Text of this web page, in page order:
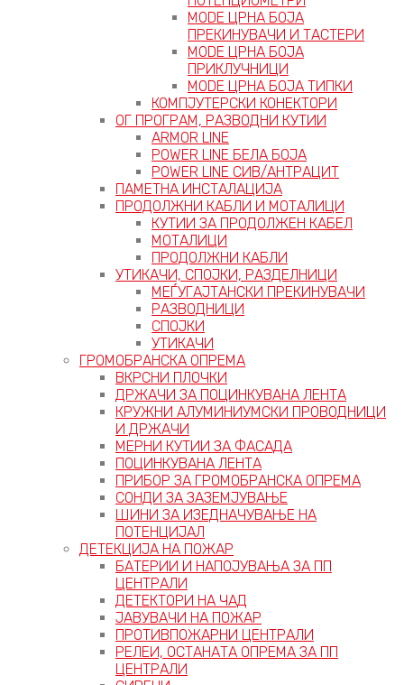
MODE ЦРНА БОЈА
ПРЕКИНУВАЧИ И ТАСТЕРИ
MODE ЦРНА БОЈА
ПРИКЛУЧНИЦИ
MODE ЦРНА БОЈА ТИПКИ
КОМПЈУТЕРСКИ КОНЕКТОРИ
ОГ ПРОГРАМ, РАЗВОДНИ КУТИИ
ARMOR LINE
POWER LINE БЕЛА БОЈА
POWER LINE СИВ/АНТРАЦИТ
ПАМЕТНА ИНСТАЛАЦИЈА
ПРОДОЛЖНИ КАБЛИ И МОТАЛИЦИ
КУТИИ ЗА ПРОДОЛЖЕН КАБЕЛ
МОТАЛИЦИ
ПРОДОЛЖНИ КАБЛИ
УТИКАЧИ, СПОЈКИ, РАЗДЕЛНИЦИ
МЕЃУГАЈТАНСКИ ПРЕКИНУВАЧИ
РАЗВОДНИЦИ
СПОЈКИ
УТИКАЧИ
ГРОМОБРАНСКА ОПРЕМА
ВКРСНИ ПЛОЧКИ
ДРЖАЧИ ЗА ПОЦИНКУВАНА ЛЕНТА
КРУЖНИ АЛУМИНИУМСКИ ПРОВОДНИЦИ
И ДРЖАЧИ
МЕРНИ КУТИИ ЗА ФАСАДА
ПОЦИНКУВАНА ЛЕНТА
ПРИБОР ЗА ГРОМОБРАНСКА ОПРЕМА
СОНДИ ЗА ЗАЗЕМЈУВАЊЕ
ШИНИ ЗА ИЗЕДНАЧУВАЊЕ НА
ПОТЕНЦИЈАЛ
ДЕТЕКЦИЈА НА ПОЖАР
БАТЕРИИ И НАПОЈУВАЊА ЗА ПП
ЦЕНТРАЛИ
ДЕТЕКТОРИ НА ЧАД
ЈАВУВАЧИ НА ПОЖАР
ПРОТИВПОЖАРНИ ЦЕНТРАЛИ
РЕЛЕИ, ОСТАНАТА ОПРЕМА ЗА ПП
ЦЕНТРАЛИ